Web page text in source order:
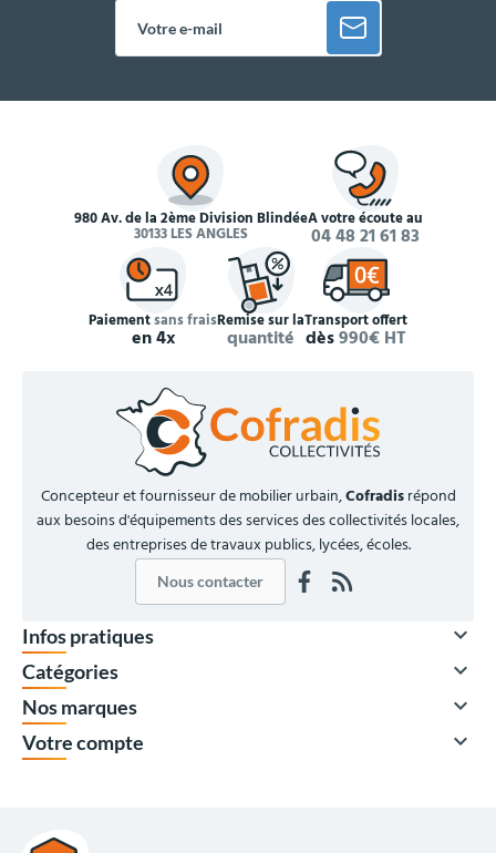
578,00 €
980 Av. de la 2ème Division Blindée
30133 LES ANGLES
À votre écoute au
04 48 21 61 83
Paiementsans frais
en 4x
Remise sur la
quantité
Transport offert
dès990€ HT
Concepteur et fournisseur de mobilier urbain,Cofradisrépond
aux besoins d'équipements des services des collectivités locales,
des entreprises de travaux publics, lycées, écoles.
Nous contacter
Infos pratiques 
Catégories 
Nos marques 
Votre compte 